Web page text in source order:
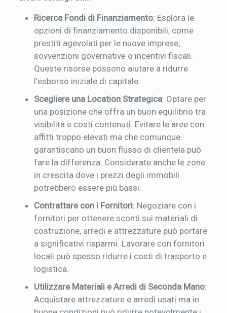
Ricerca Fondi di Finanziamento: Esplora le
opzioni di finanziamento disponibili, come
prestiti agevolati per le nuove imprese,
sovvenzioni governative o incentivi fiscali.
Queste risorse possono aiutare a ridurre
l’esborso iniziale di capitale.
Scegliere una Location Strategica: Optare per
una posizione che offra un buon equilibrio tra
visibilità e costi contenuti. Evitare le aree con
affitti troppo elevati ma che comunque
garantiscano un buon flusso di clientela può
fare la differenza. Considerate anche le zone
in crescita dove i prezzi degli immobili
potrebbero essere più bassi.
Contrattare con i Fornitori: Negoziare con i
fornitori per ottenere sconti sui materiali di
costruzione, arredi e attrezzature può portare
a significativi risparmi. Lavorare con fornitori
locali può spesso ridurre i costi di trasporto e
logistica.
Utilizzare Materiali e Arredi di Seconda Mano:
Acquistare attrezzature e arredi usati ma in